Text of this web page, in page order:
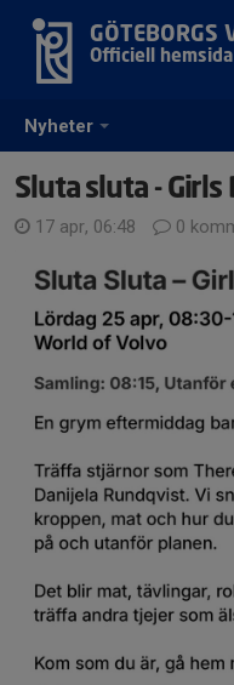
Nyheter
GÖTEBORGS
Officiell hemsida
Sluta sluta - Girls
17 apr, 06:48 0